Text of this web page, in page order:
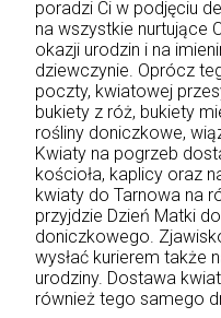
poradzi Ci w podjęciu
na wszystkie nurtujące
okazji urodzin i na
dziewczynie. Oprócz
poczty, kwiatowej
bukiety z róż, bukiety
rośliny doniczkowe,
Kwiaty na pogrzeb
kościoła, kaplicy oraz
kwiaty do Tarnowa na
przyjdzie Dzień Matki
doniczkowego.
wysłać kurierem także
urodziny. Dostawa
również tego samego